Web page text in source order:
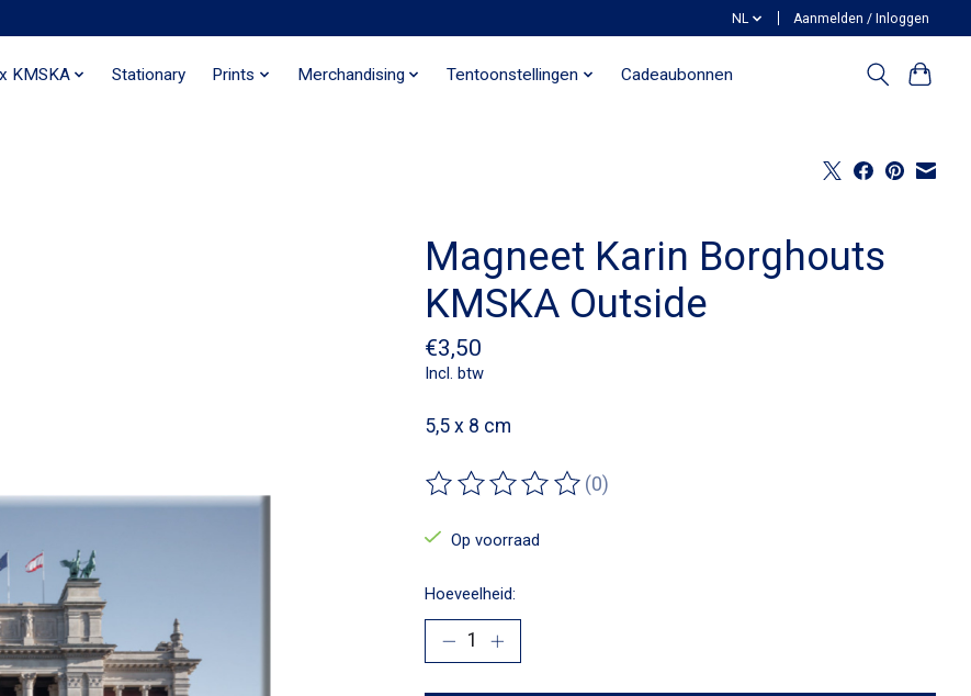
NL Aanmelden / Inloggen
KMSKA Stationary Prints Merchandising Tentoonstellingen Cadeaubonnen
Magneet Karin Borghouts
KMSKA Outside
€3,50
Incl. btw
5,5 x 8 cm
De beoordeling van dit product is
(0)
Op voorraad
Hoeveelheid: